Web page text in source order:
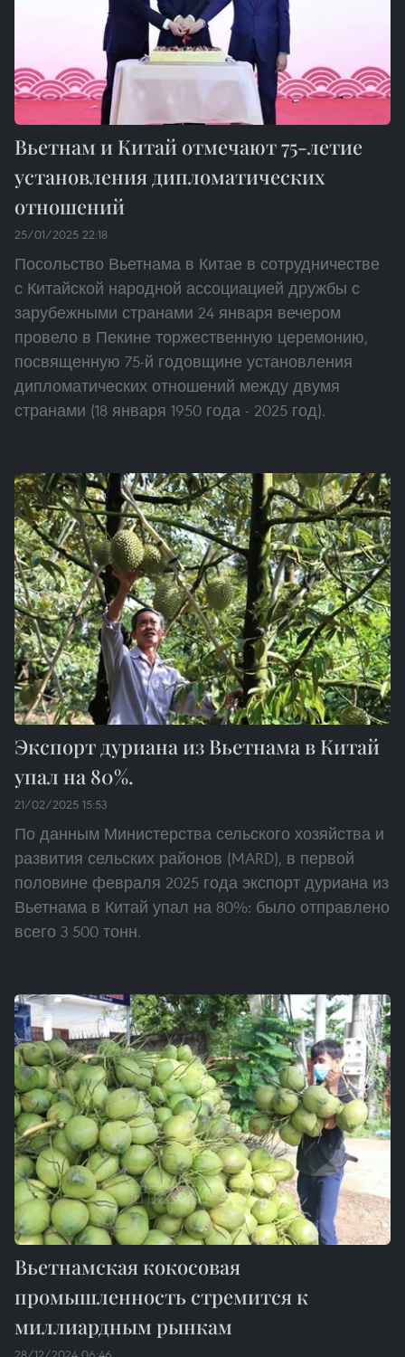
Вьетнам и Китай отмечают 75-летие
установления дипломатических
отношений
25/01/2025 22:18
Посольство Вьетнама в Китае в сотрудничестве
с Китайской народной ассоциацией дружбы с
зарубежными странами 24 января вечером
провело в Пекине торжественную церемонию,
посвященную 75-й годовщине установления
дипломатических отношений между двумя
странами (18 января 1950 года - 2025 год).
Экспорт дуриана из Вьетнама в Китай
упал на 80%.
21/02/2025 15:53
По данным Министерства сельского хозяйства и
развития сельских районов (MARD), в первой
половине февраля 2025 года экспорт дуриана из
Вьетнама в Китай упал на 80%: было отправлено
всего 3 500 тонн.
Вьетнамская кокосовая
промышленность стремится к
миллиардным рынкам